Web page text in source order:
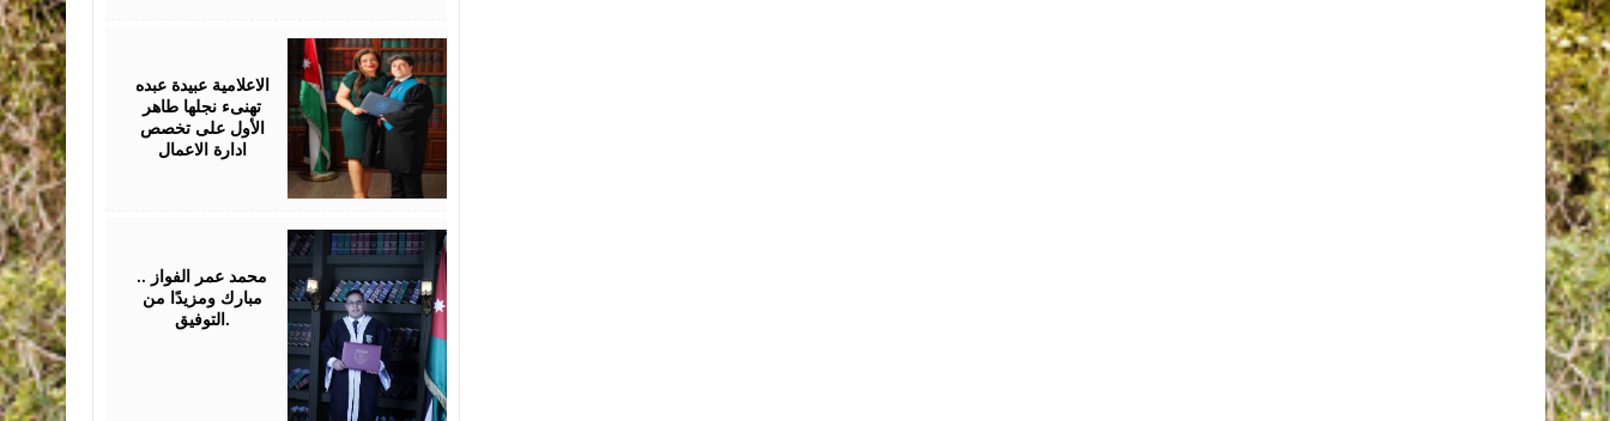
الاعلامية عبيدة عبده
تهنىء نجلها طاهر
الأول على تخصص
ادارة الاعمال
محمد عمر الفواز ..
مبارك ومزيدًا من
التوفيق.